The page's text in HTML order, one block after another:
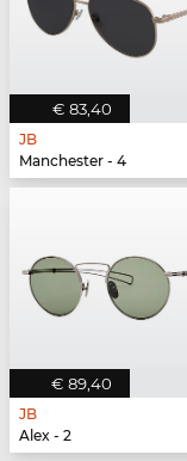
€ 83,40
JB
Manchester - 4
€ 89,40
JB
Alex - 2